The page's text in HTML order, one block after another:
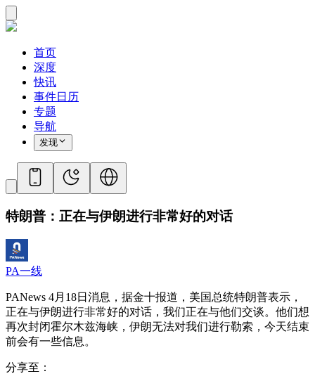
首页
深度
快讯
事件日历
专题
导航
发现
特朗普：正在与伊朗进行非常好的对话
PA一线
PANews 4月18日消息，据金十报道，美国总统特朗普表示，
正在与伊朗进行非常好的对话，我们正在与他们交谈。他们想
再次封闭霍尔木兹海峡，伊朗无法对我们进行勒索，今天结束
前会有一些信息。
分享至：